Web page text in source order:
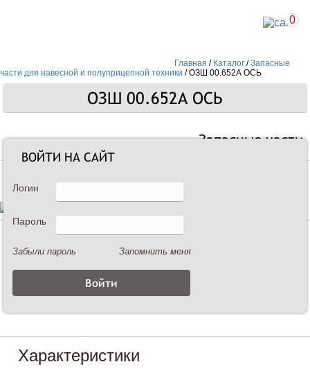
0
Главная / Каталог /Запасные
части для навесной и полуприцепной техники /ОЗШ 00.652А ОСЬ
ОЗШ 00.652А ОСЬ
Запасные части
Описание
ОЗШ 00.652А ОСЬ
Характеристики
ВОЙТИ НА САЙТ
Логин
Пароль
Забыли пароль Запомнить меня